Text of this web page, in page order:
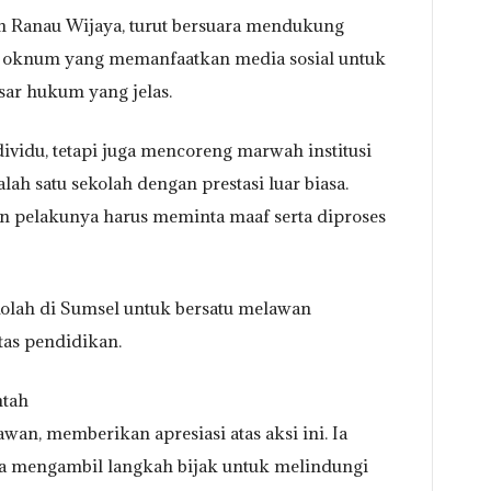
Wijaya, turut bersuara mendukung
yang memanfaatkan media sosial untuk
hukum yang jelas.
tetapi juga mencoreng marwah institusi
satu sekolah dengan prestasi luar biasa.
pelakunya harus meminta maaf serta diproses
di Sumsel untuk bersatu melawan
pendidikan.
memberikan apresiasi atas aksi ini. Ia
mengambil langkah bijak untuk melindungi